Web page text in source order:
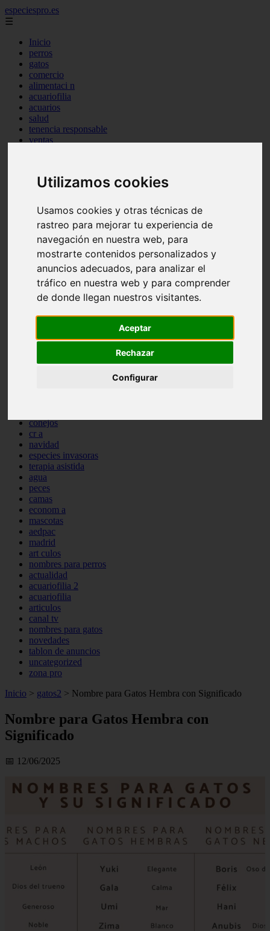
Utilizamos cookies
Usamos cookies y otras técnicas de
rastreo para mejorar tu experiencia de
navegación en nuestra web, para
mostrarte contenidos personalizados y
anuncios adecuados, para analizar el
tráfico en nuestra web y para comprender
de donde llegan nuestros visitantes.
Aceptar
Rechazar
Configurar
especiespro.es
☰
Inicio
perros
gatos
comercio
alimentaci n
acuariofilia
acuarios
salud
tenencia responsable
ventas
bienestar
verano
legislaci n
peluquer a
accesorios
peluquer a canina
complementos
consejos
comportamiento
protagonistas
reptiles
abandono
ferias
conejos
cr a
navidad
especies invasoras
terapia asistida
agua
peces
camas
econom a
mascotas
aedpac
madrid
art culos
nombres para perros
actualidad
acuariofilia 2
acuariofilia
articulos
canal tv
nombres para gatos
novedades
tablon de anuncios
uncategorized
zona pro
Inicio > gatos2 > Nombre para Gatos Hembra con Significado
Nombre para Gatos Hembra con
Significado
📅 12/06/2025